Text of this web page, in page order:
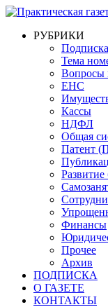
РУБРИКИ
Подписка
Тема
Вопросы
ЕНС
Кассы
НДФЛ
Общая
Патент
Развитие
Финансы
Прочее
Архив
ПОДПИСКА
О ГАЗЕТЕ
КОНТАКТЫ